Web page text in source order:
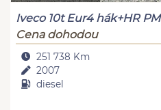
Iveco 10t Eur4 hák+HR PM
Cena dohodou
251 738 Km
2007
diesel